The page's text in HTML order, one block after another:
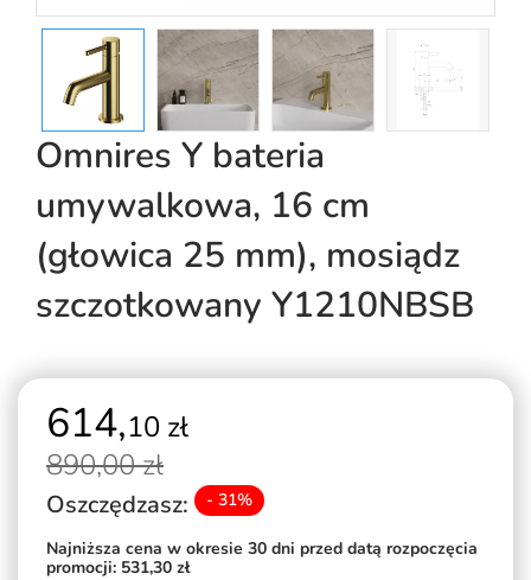
Omnires Y bateria
umywalkowa, 16 cm
(głowica 25 mm), mosiądz
szczotkowany Y1210NBSB
614,10 zł
890,00 zł
Oszczędzasz: - 31%
Najniższa cena w okresie 30 dni przed datą rozpoczęcia
promocji: 531,30 zł